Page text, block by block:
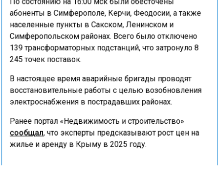
абоненты в Симферополе, Керчи, Феодосии, а также
населенные пункты в Сакском, Ленинском и
Симферопольском районах. Всего было отключено
139 трансформаторных подстанций, что затронуло 8
245 точек поставок.
В настоящее время аварийные бригады проводят
восстановительные работы с целью возобновления
электроснабжения в пострадавших районах.
Ранее портал «Недвижимость и строительство»
сообщал, что эксперты предсказывают рост цен на
жилье и аренду в Крыму в 2025 году.